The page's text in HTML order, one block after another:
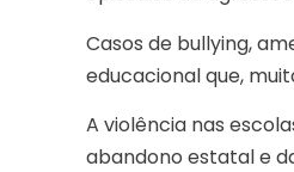
Casos de bullying,
educacional que,
A violência nas
abandono estatal e